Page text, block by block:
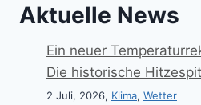
Aktuelle News
Ein neuer
Die historische
2 Juli, 2026, Klima, Wetter